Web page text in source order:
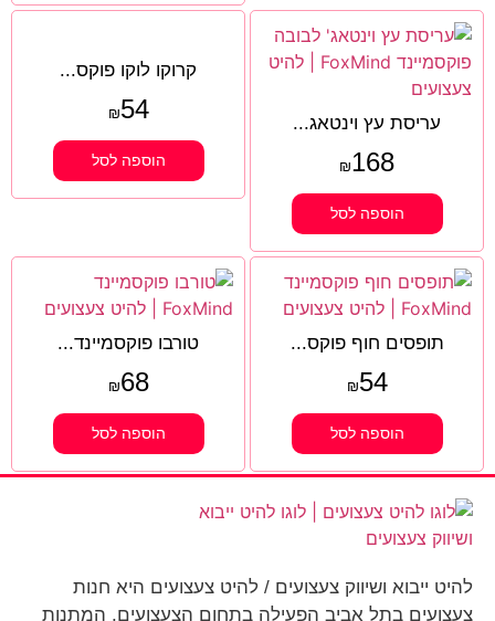
עריסת עץ וינטאג...
₪168
הוספה לסל
קרוקו לוקו פוקס...
₪54
הוספה לסל
תופסים חוף פוקס...
₪54
הוספה לסל
טורבו פוקסמיינד...
₪68
הוספה לסל
להיט ייבוא ושיווק צעצועים / להיט צעצועים היא חנות
צעצועים בתל אביב הפעילה בתחום הצעצועים, המתנות